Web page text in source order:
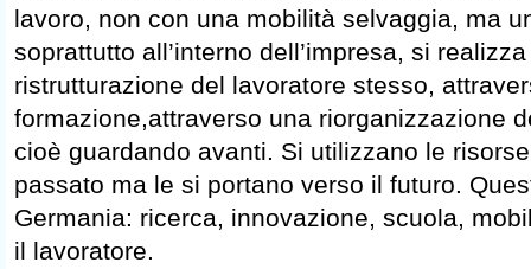
lavoro, non con una mobilità selvaggia, ma
soprattutto all’interno dell’impresa, si
ristrutturazione del lavoratore stesso,
formazione,attraverso una riorganizzazione
cioè guardando avanti. Si utilizzano le
passato ma le si portano verso il futuro.
Germania: ricerca, innovazione, scuola,
il lavoratore.